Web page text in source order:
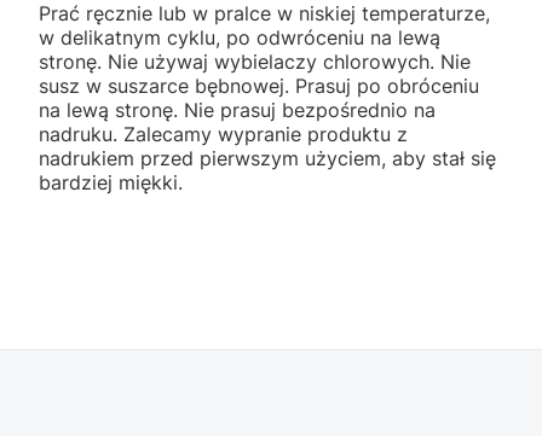
Prać ręcznie lub w pralce w niskiej temperaturze,
w delikatnym cyklu, po odwróceniu na lewą
stronę. Nie używaj wybielaczy chlorowych. Nie
susz w suszarce bębnowej. Prasuj po obróceniu
na lewą stronę. Nie prasuj bezpośrednio na
nadruku. Zalecamy wypranie produktu z
nadrukiem przed pierwszym użyciem, aby stał się
bardziej miękki.